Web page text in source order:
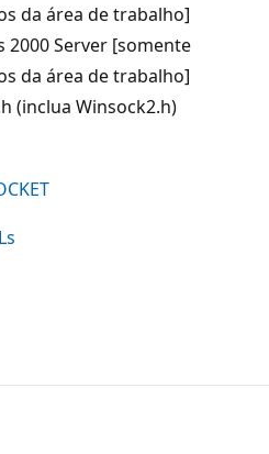
da área de trabalho]
2000 Server [somente
da área de trabalho]
(inclua Winsock2.h)